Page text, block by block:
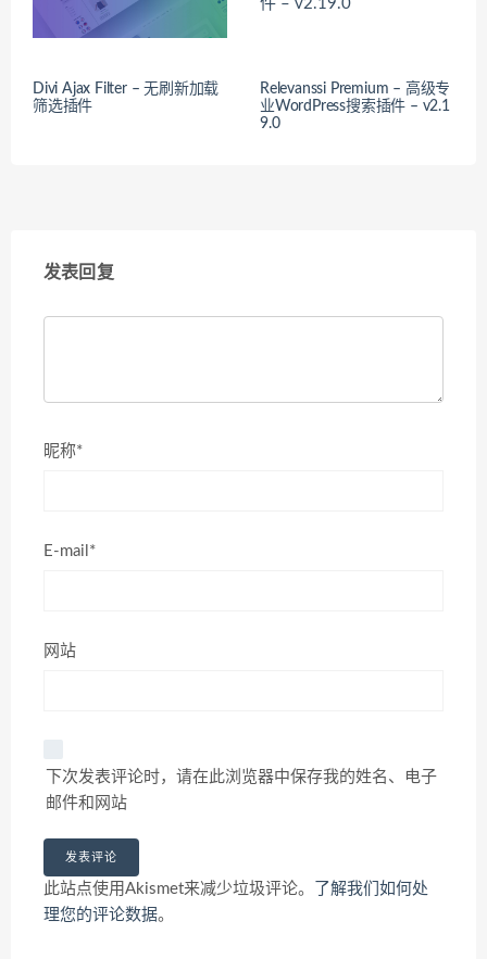
Divi Ajax Filter – 无刷新加载
筛选插件
Relevanssi Premium – 高级专
业WordPress搜索插件 – v2.1
9.0
发表回复
昵称*
E-mail*
网站
下次发表评论时，请在此浏览器中保存我的姓名、电子
邮件和网站
此站点使用Akismet来减少垃圾评论。
了解我们如何处
理您的评论数据。